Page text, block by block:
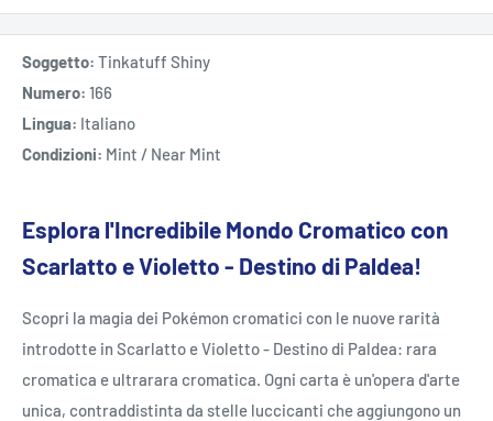
Soggetto: Tinkatuff Shiny
Numero: 166
Lingua: Italiano
Condizioni: Mint / Near Mint
Esplora l'Incredibile Mondo Cromatico con
Scarlatto e Violetto - Destino di Paldea!
Scopri la magia dei Pokémon cromatici con le nuove rarità
introdotte in Scarlatto e Violetto - Destino di Paldea: rara
cromatica e ultrarara cromatica. Ogni carta è un'opera d'arte
unica, contraddistinta da stelle luccicanti che aggiungono un